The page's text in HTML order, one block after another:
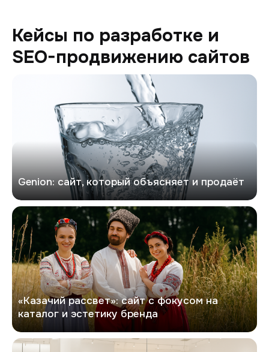
Кейсы по разработке и
SEO-продвижению сайтов
Genion: сайт, который объясняет и продаёт
Казачий рассвет
«Казачий рассвет»: сайт с фокусом на
каталог и эстетику бренда
Софита